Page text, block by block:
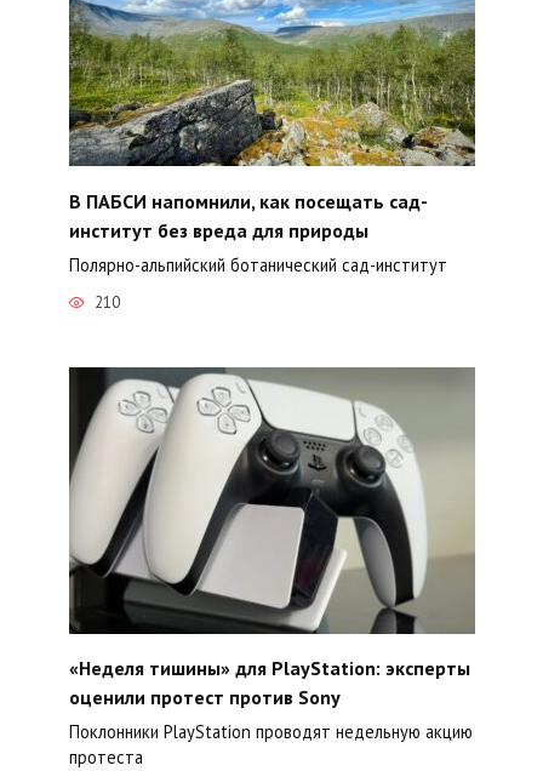
В ПАБСИ напомнили, как посещать сад-
институт без вреда для природы
Полярно-альпийский ботанический сад-институт
210
«Неделя тишины» для PlayStation: эксперты
оценили протест против Sony
Поклонники PlayStation проводят недельную акцию
протеста